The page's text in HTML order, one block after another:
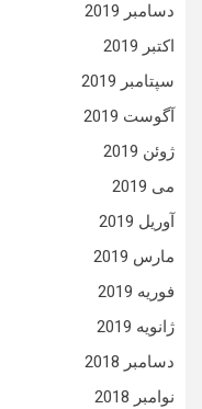
دسامبر 2019
اکتبر 2019
سپتامبر 2019
آگوست 2019
ژوئن 2019
می 2019
آوریل 2019
مارس 2019
فوریه 2019
ژانویه 2019
دسامبر 2018
نوامبر 2018